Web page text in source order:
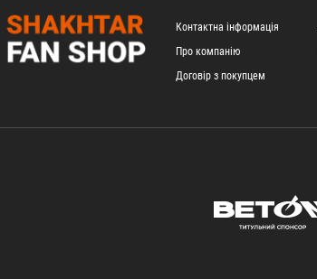
Контактна інформація
Про компанію
Договір з покупцем